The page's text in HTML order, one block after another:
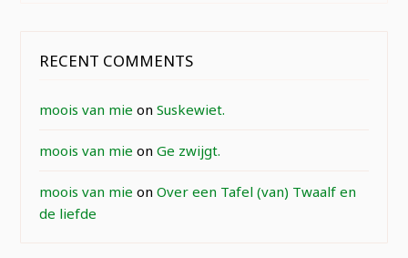
RECENT COMMENTS
moois van mie onSuskewiet.
moois van mie onGe zwijgt.
moois van mie onOver een Tafel (van) Twaalf en
de liefde